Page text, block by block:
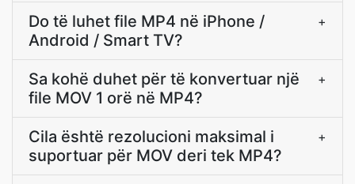
Do të luhet file MP4 në iPhone /
Android / Smart TV?
+
Sa kohë duhet për të konvertuar një
file MOV 1 orë në MP4?
+
Cila është rezolucioni maksimal i
suportuar për MOV deri tek MP4?
+